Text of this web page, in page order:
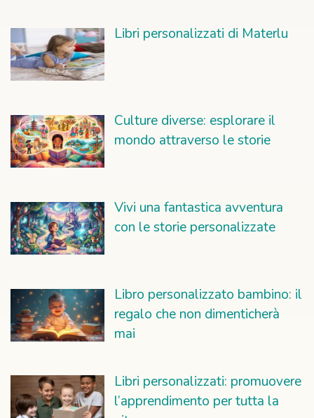
Libri personalizzati di Materlu
Culture diverse: esplorare il
mondo attraverso le storie
Vivi una fantastica avventura
con le storie personalizzate
Libro personalizzato bambino: il
regalo che non dimenticherà
mai
Libri personalizzati: promuovere
l’apprendimento per tutta la